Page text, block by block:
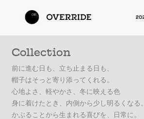
Collection
前に進む日も、立ち止まる日も、
帽子はそっと寄り添ってくれる。
心地よさ、軽やかさ、冬に映える色
身に着けたとき、内側から少し明るくなる。
かぶることから生まれる喜びを、日常に。